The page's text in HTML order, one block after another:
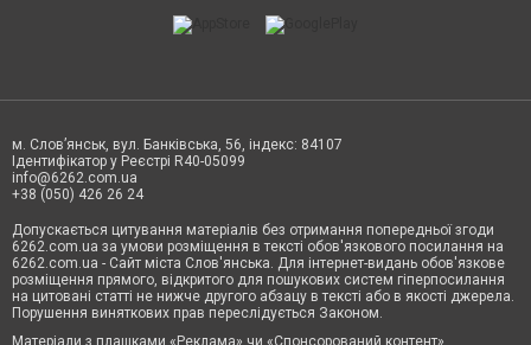
м. Слов’янськ, вул. Банківська, 56, індекс: 84107
Ідентифікатор у Реєстрі R40-05099
info@6262.com.ua
+38 (050) 426 26 24
Допускається цитування матеріалів без отримання попередньої згоди
6262.com.ua за умови розміщення в тексті обов'язкового посилання на
6262.com.ua - Сайт міста Слов'янська. Для інтернет-видань обов'язкове
розміщення прямого, відкритого для пошукових систем гіперпосилання
на цитовані статті не нижче другого абзацу в тексті або в якості джерела.
Порушення виняткових прав переслідується Законом.
Матеріали з плашками «Реклама» чи «Спонсорований контент»